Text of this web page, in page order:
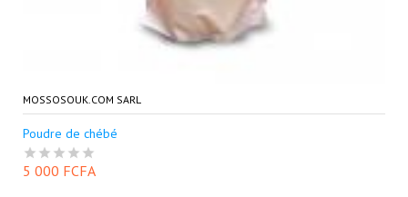
MOSSOSOUK.COM SARL
Poudre de chébé
5 000 FCFA